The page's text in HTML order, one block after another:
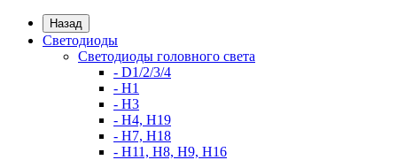
Назад
Светодиоды
Светодиоды головного света
- D1/2/3/4
- H1
- H3
- H4, H19
- H7, H18
- H11, H8, H9, H16